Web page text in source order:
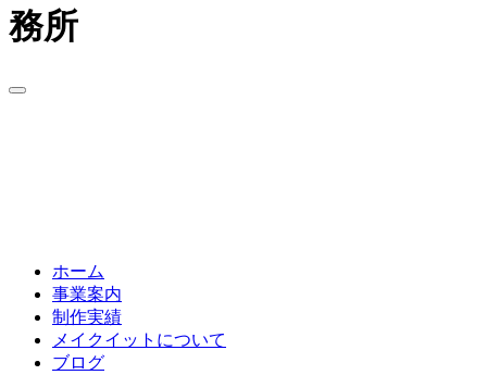
務所
ホーム
事業案内
制作実績
メイクイットについて
ブログ